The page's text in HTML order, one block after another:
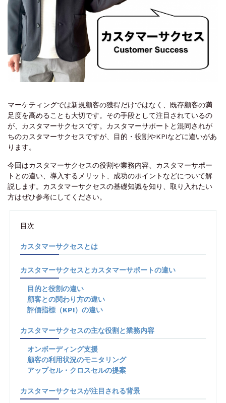
マーケティングでは新規顧客の獲得だけではなく、既存顧客の満
足度を高めることも大切です。その手段として注目されているの
が、カスタマーサクセスです。カスタマーサポートと混同されが
ちのカスタマーサクセスですが、目的・役割やKPIなどに違いがあ
ります。
今回はカスタマーサクセスの役割や業務内容、カスタマーサポー
トとの違い、導入するメリット、成功のポイントなどについて解
説します。カスタマーサクセスの基礎知識を知り、取り入れたい
方はぜひ参考にしてください。
目次
カスタマーサクセスとは
カスタマーサクセスとカスタマーサポートの違い
目的と役割の違い
顧客との関わり方の違い
評価指標（KPI）の違い
カスタマーサクセスの主な役割と業務内容
オンボーディング支援
顧客の利用状況のモニタリング
アップセル・クロスセルの提案
カスタマーサクセスが注目される背景